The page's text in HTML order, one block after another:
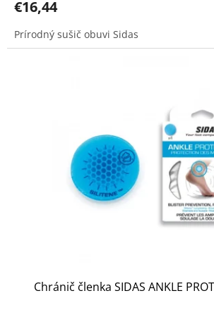
€16,44
Prírodný sušič obuvi Sidas
Chránič členka SIDAS ANKLE